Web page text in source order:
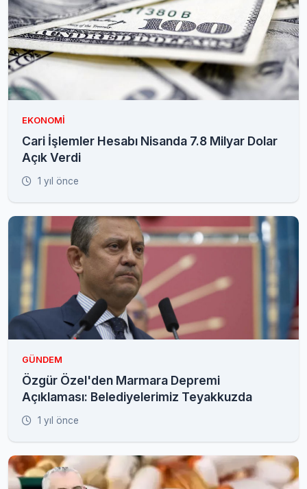
EKONOMI
Cari İşlemler Hesabı Nisanda 7.8 Milyar Dolar
Açık Verdi
1 yıl önce
GÜNDEM
Özgür Özel'den Marmara Depremi
Açıklaması: Belediyelerimiz Teyakkuzda
1 yıl önce